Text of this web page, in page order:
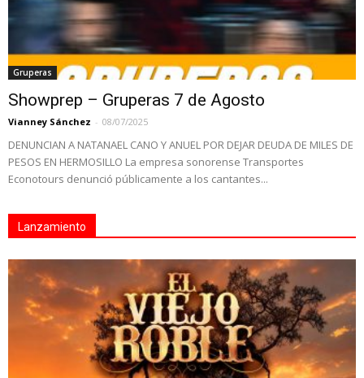
Gruperas
Showprep – Gruperas 7 de Agosto
Vianney Sánchez - 08/07/2025
DENUNCIAN A NATANAEL CANO Y ANUEL POR DEJAR DEUDA DE MILES DE
PESOS EN HERMOSILLO La empresa sonorense Transportes
Econotours denunció públicamente a los cantantes...
Lanzamiento